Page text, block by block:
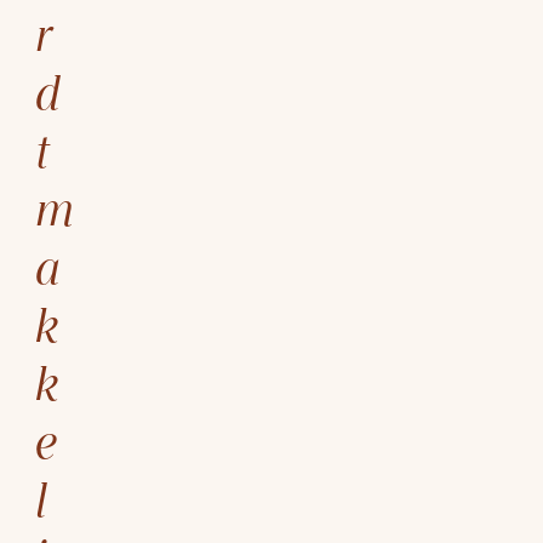
r
d
t
m
a
k
k
e
l